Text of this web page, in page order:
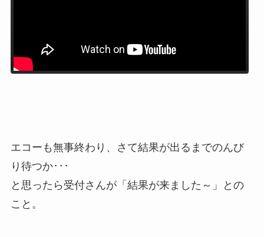
エコーも無事終わり、さて結果が出るまでのんび
り待つか･･･
と思ったら受付さんが「結果が来ました～」との
こと。